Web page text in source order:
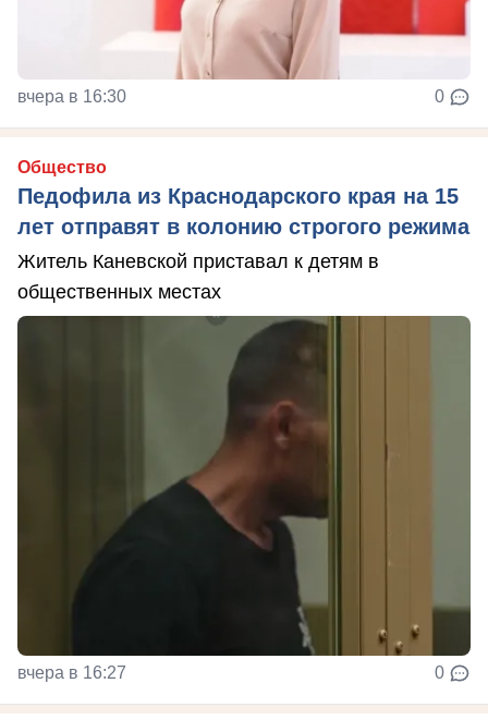
вчера в 16:30 0
Общество
Педофила из Краснодарского края на 15
лет отправят в колонию строгого режима
Житель Каневской приставал к детям в
общественных местах
вчера в 16:27 0